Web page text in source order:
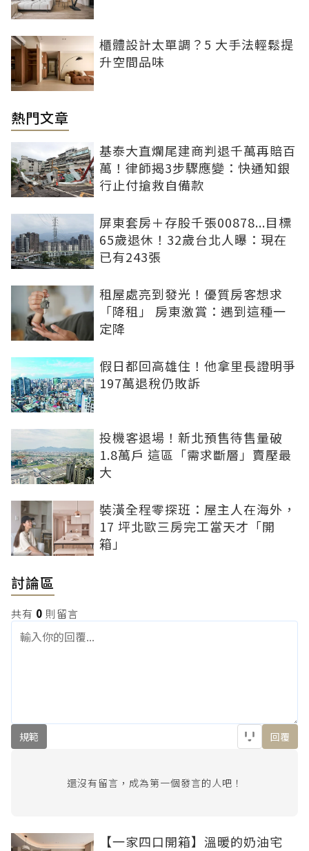
櫃體設計太單調？5 大手法輕鬆提
升空間品味
熱門文章
基泰大直爛尾建商判退千萬再賠百
萬！律師揭3步驟應變：快通知銀
行止付搶救自備款
屏東套房＋存股千張00878...目標
65歲退休！32歲台北人曝：現在
已有243張
租屋處亮到發光！優質房客想求
「降租」 房東激賞：遇到這種一
定降
假日都回高雄住！他拿里長證明爭
197萬退稅仍敗訴
投機客退場！新北預售待售量破
1.8萬戶 這區「需求斷層」賣壓最
大
裝潢全程零探班：屋主人在海外，
17 坪北歐三房完工當天才「開
箱」
討論區
共有 0 則留言
規範 回覆
還沒有留言，成為第一個發言的人吧！
【一家四口開箱】溫暖的奶油宅